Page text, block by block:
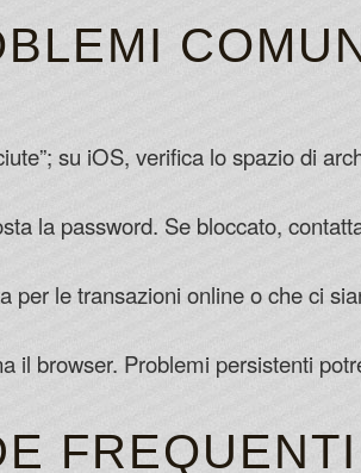
su iOS, verifica lo spazio di
la password. Se bloccato,
per le transazioni online o che ci
il browser. Problemi persistenti